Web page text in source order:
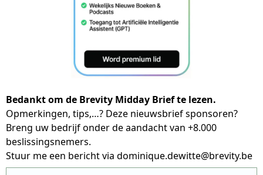
Bedankt om de Brevity Midday Brief te lezen.
Opmerkingen, tips,…? Deze nieuwsbrief sponsoren?
Breng uw bedrijf onder de aandacht van +8.000
beslissingsnemers.
Stuur me een bericht via dominique.dewitte@brevity.be